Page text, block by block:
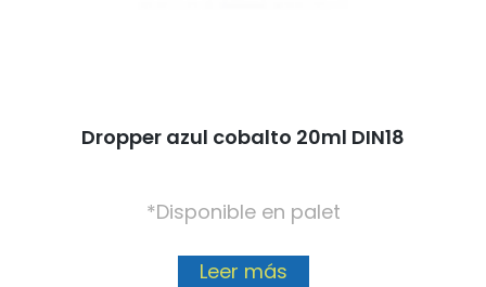
Dropper azul cobalto 20ml DIN18
*Disponible en palet
Leer más